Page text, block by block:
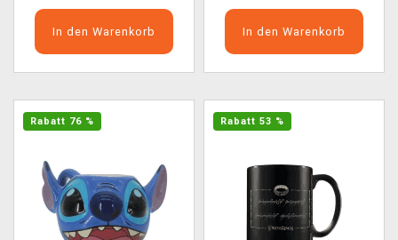
In den Warenkorb In den Warenkorb
Rabatt 76 % Rabatt 53 %